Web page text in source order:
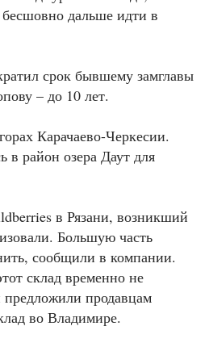
бесшовно дальше идти в
срок бывшему замглавы
– до 10 лет.
Карачаево-Черкесии.
в район озера Даут для
в Рязани, возникший
Большую часть
сообщили в компании.
склад временно не
продавцам
во Владимире.